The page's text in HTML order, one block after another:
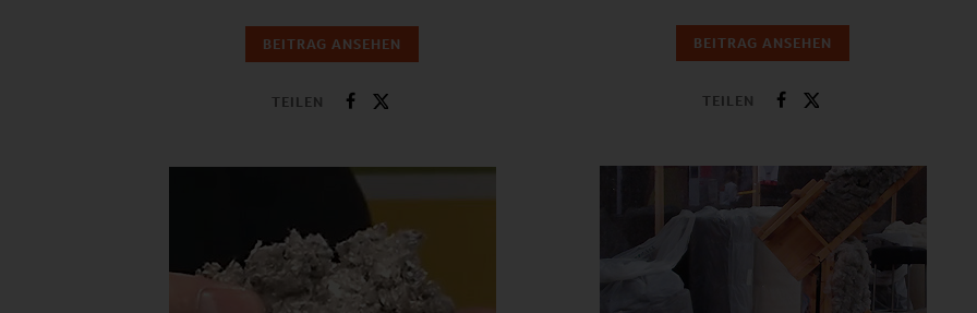
BEITRAG ANSEHEN
TEILEN
BEITRAG ANSEHEN
TEILEN